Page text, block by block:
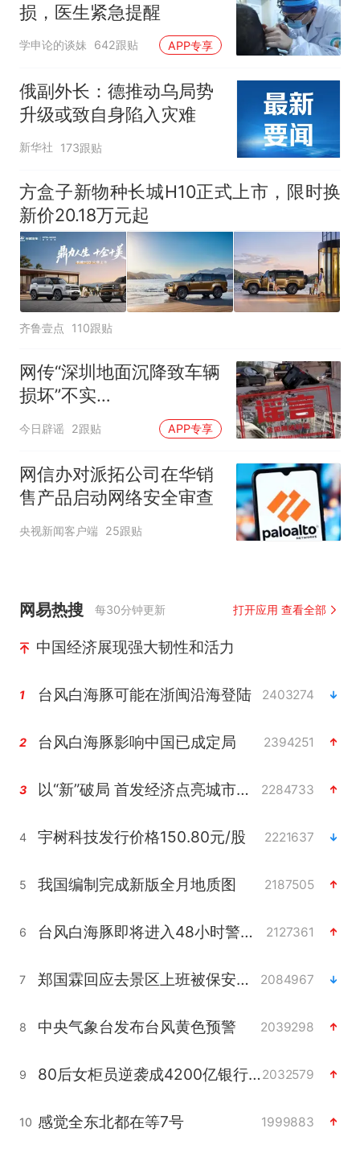
损，医生紧急提醒
学申论的谈妹 642跟贴 APP专享
俄副外长：德推动乌局势
升级或致自身陷入灾难
新华社 173跟贴
方盒子新物种长城H10正式上市，限时换
新价20.18万元起
齐鲁壹点 110跟贴
网传“深圳地面沉降致车辆
损坏”不实
（2026·08·06）
今日辟谣 2跟贴 APP专享
网信办对派拓公司在华销
售产品启动网络安全审查
央视新闻客户端 25跟贴
网易热搜 每30分钟更新 打开应用 查看全部
中国经济展现强大韧性和活力
1 台风白海豚可能在浙闽沿海登陆 2403274
2 台风白海豚影响中国已成定局 2394251
3 以“新”破局 首发经济点亮城市消费活力 2284733
4 宇树科技发行价格150.80元/股 2221637
5 我国编制完成新版全月地质图 2187505
6 台风白海豚即将进入48小时警戒线 2127361
7 郑国霖回应去景区上班被保安拦下 2084967
8 中央气象台发布台风黄色预警 2039298
9 80后女柜员逆袭成4200亿银行副行长2032579
10 感觉全东北都在等7号 1999883